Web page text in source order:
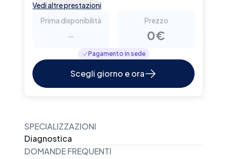
Vedi altre prestazioni
Prima disponibilità
-
Prezzo
0€
Pagamento in sede
Scegli giorno e ora
SPECIALIZZAZIONI
Diagnostica
DOMANDE FREQUENTI